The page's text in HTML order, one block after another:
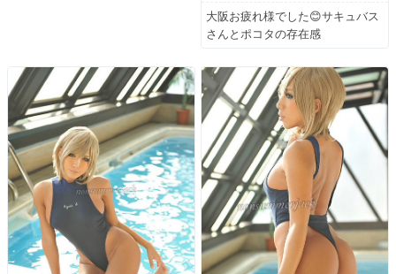
大阪お疲れ様でした😊サキュバス
さんとポコタの存在感